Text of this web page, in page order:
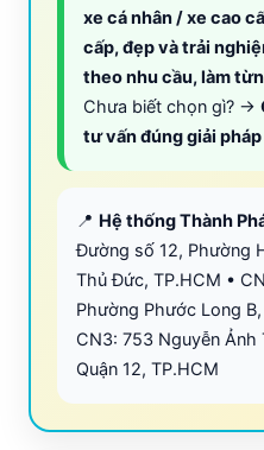
xe cá nhân / xe cao
cấp, đẹp và trải
theo nhu cầu, làm
Chưa biết chọn gì? →
tư vấn đúng giải
📍 Hệ thống Thành
Đường số 12, Phường
Thủ Đức, TP.HCM •
Phường Phước Long
CN3: 753 Nguyễn Ảnh
Quận 12, TP.HCM